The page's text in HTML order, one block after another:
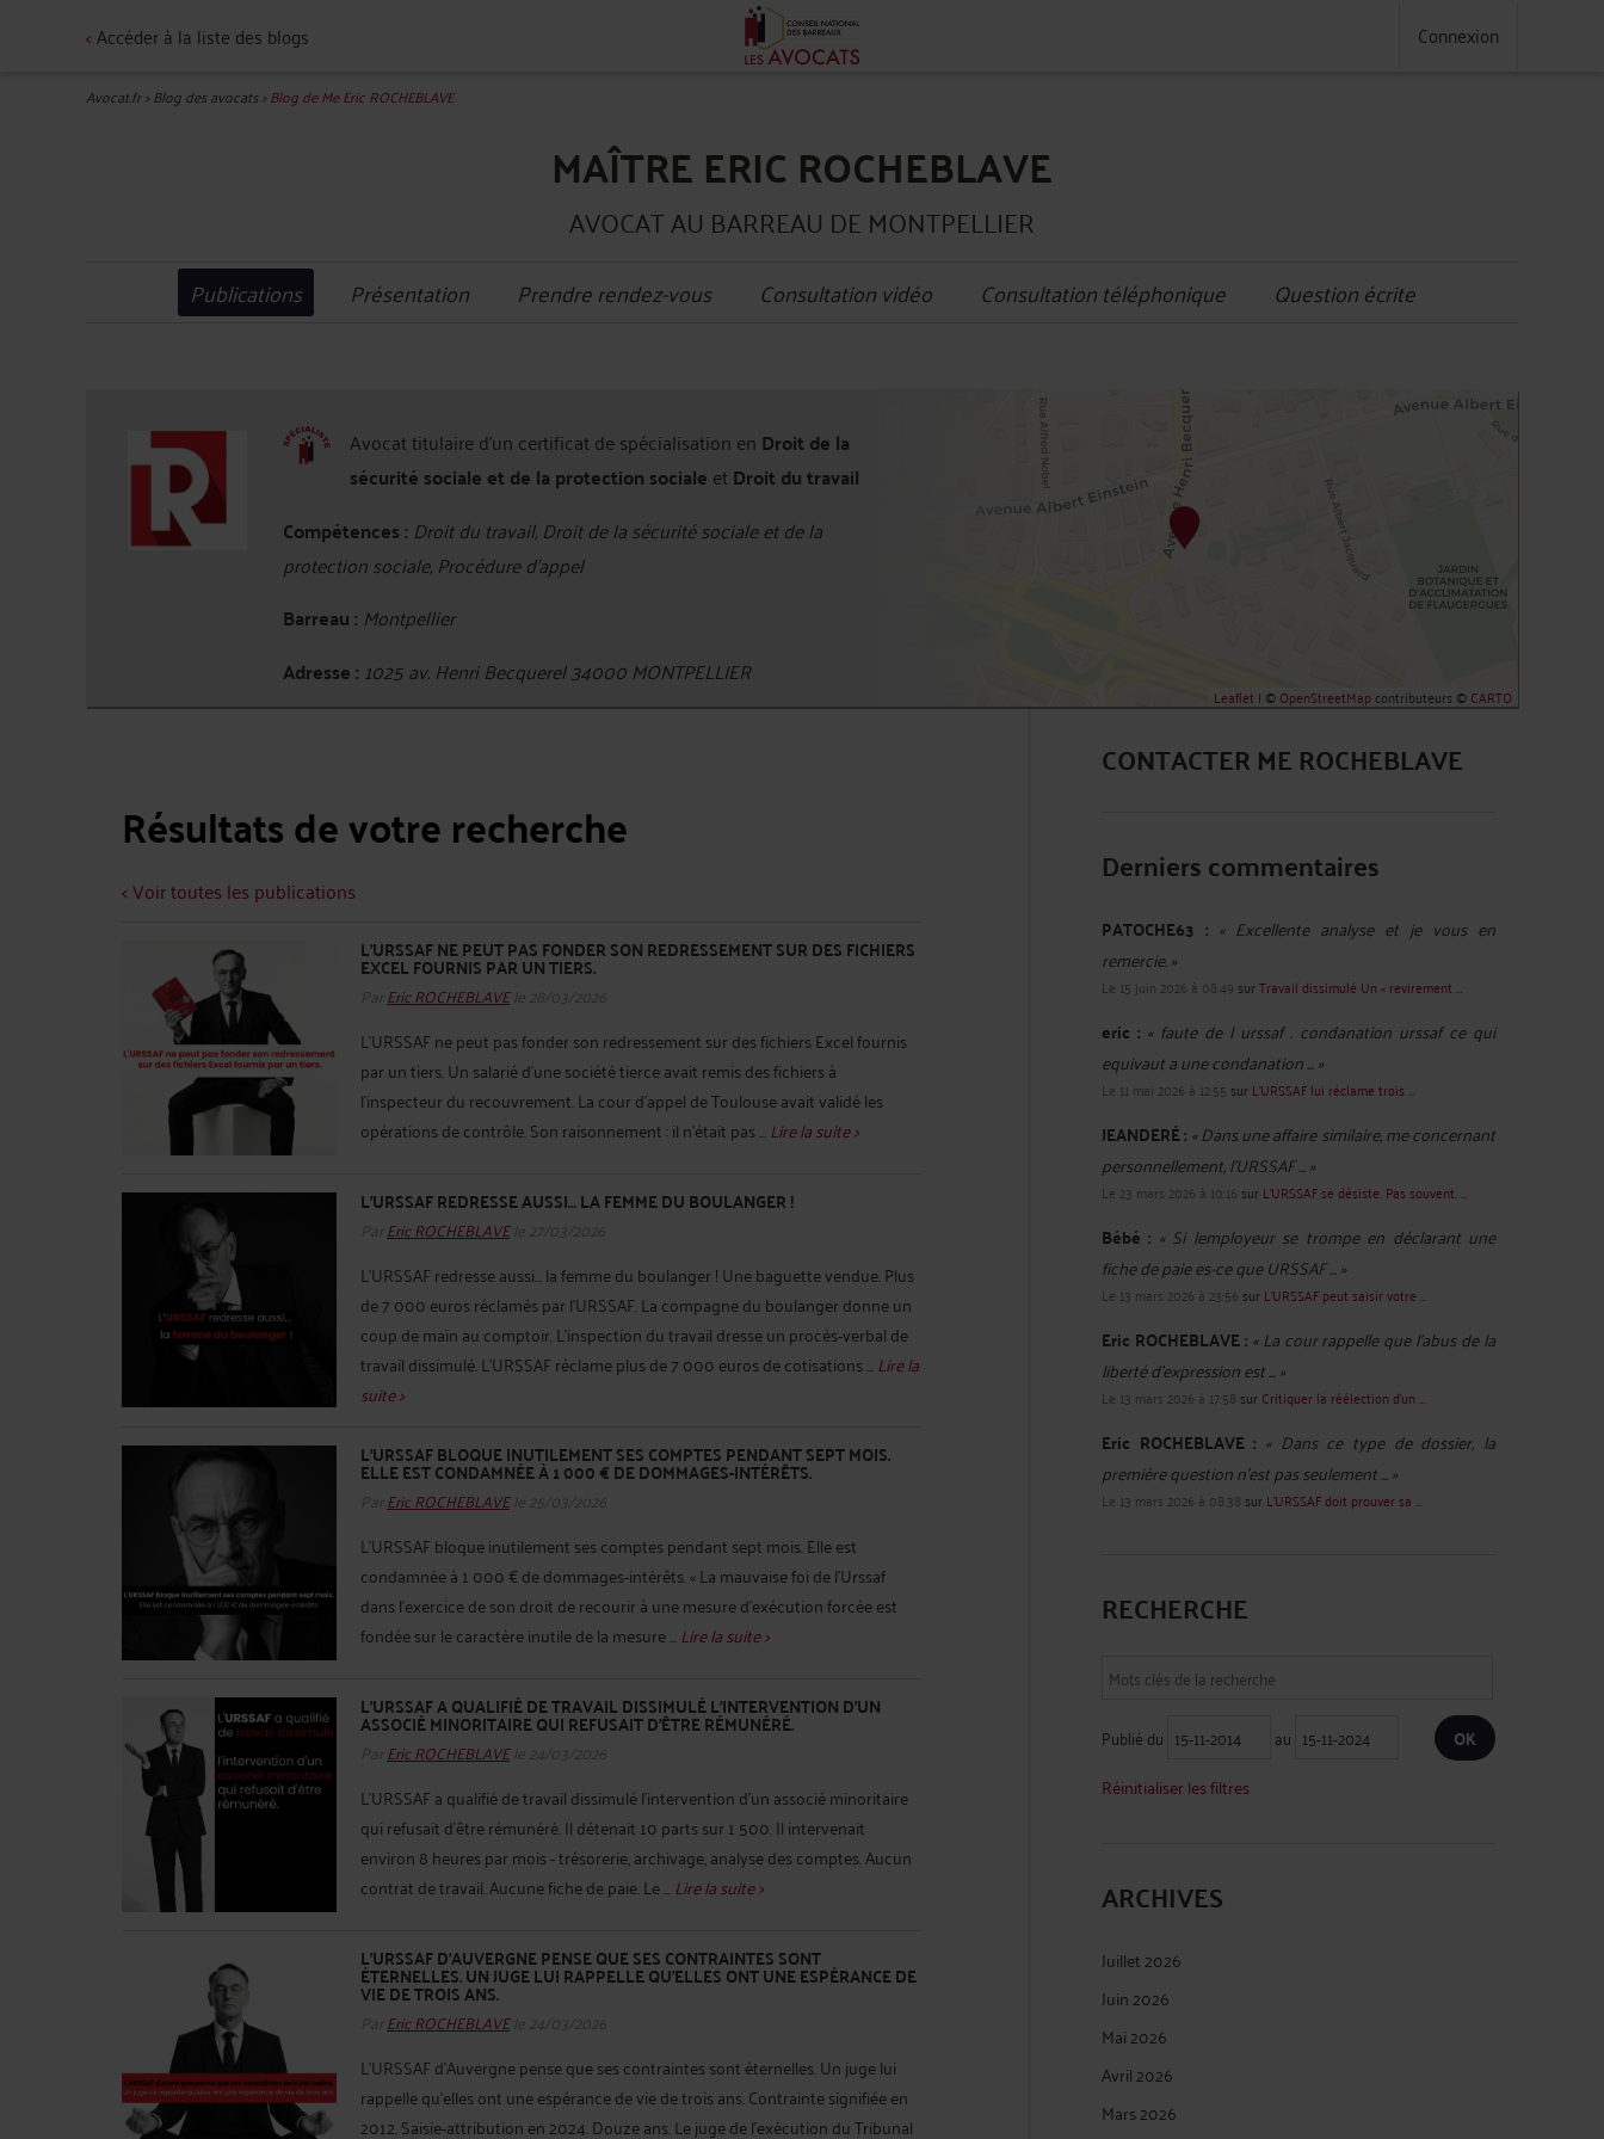
<Accéder à la liste des blogs Connexion
Avocat.fr>Blog des avocats>Blog de Me Eric ROCHEBLAVE
MAÎTRE ERIC ROCHEBLAVE
AVOCAT AU BARREAU DE MONTPELLIER
Publications Présentation Prendre rendez-vous Consultation vidéo Consultation téléphonique Question écrite
Avocat titulaire d'un certificat de spécialisation en Droit de la
sécurité sociale et de la protection sociale etDroit du travail
Compétences : Droit du travail, Droit de la sécurité sociale et de la
protection sociale, Procédure d'appel
Barreau : Montpellier
Adresse : 1025 av. Henri Becquerel 34000 MONTPELLIER
Leaflet | ©OpenStreetMapcontributeurs ©CARTO
Résultats de votre recherche
< Voir toutes les publications
L'URSSAF NE PEUT PAS FONDER SON REDRESSEMENT SUR DES FICHIERS
EXCEL FOURNIS PAR UN TIERS.
Par Eric ROCHEBLAVEle 28/03/2026
L'URSSAF ne peut pas fonder son redressement sur des fichiers Excel fournis
par un tiers. Un salarié d'une société tierce avait remis des fichiers à
l'inspecteur du recouvrement. La cour d'appel de Toulouse avait validé les
opérations de contrôle. Son raisonnement : il n'était pas ...Lire la suite >
L’URSSAF REDRESSE AUSSI… LA FEMME DU BOULANGER !
Par Eric ROCHEBLAVEle 27/03/2026
L’URSSAF redresse aussi… la femme du boulanger ! Une baguette vendue. Plus
de 7 000 euros réclamés par l’URSSAF. La compagne du boulanger donne un
coup de main au comptoir. L’inspection du travail dresse un procès-verbal de
travail dissimulé. L’URSSAF réclame plus de 7 000 euros de cotisations ...Lire la
suite >
L'URSSAF BLOQUE INUTILEMENT SES COMPTES PENDANT SEPT MOIS. ​
ELLE EST CONDAMNÉE À 1 000 € DE DOMMAGES-INTÉRÊTS.
Par Eric ROCHEBLAVEle 25/03/2026
L'URSSAF bloque inutilement ses comptes pendant sept mois. Elle est
condamnée à 1 000 € de dommages-intérêts. « La mauvaise foi de l'Urssaf
dans l'exercice de son droit de recourir à une mesure d'exécution forcée est
fondée sur le caractère inutile de la mesure ...Lire la suite >
L'URSSAF A QUALIFIÉ DE TRAVAIL DISSIMULÉ L'INTERVENTION D'UN
ASSOCIÉ MINORITAIRE QUI REFUSAIT D'ÊTRE RÉMUNÉRÉ.
Par Eric ROCHEBLAVEle 24/03/2026
L'URSSAF a qualifié de travail dissimulé l'intervention d'un associé minoritaire
qui refusait d'être rémunéré. Il détenait 10 parts sur 1 500. Il intervenait
environ 8 heures par mois - trésorerie, archivage, analyse des comptes. Aucun
contrat de travail. Aucune fiche de paie. Le ...Lire la suite >
L'URSSAF D'AUVERGNE PENSE QUE SES CONTRAINTES SONT
ÉTERNELLES. UN JUGE LUI RAPPELLE QU'ELLES ONT UNE ESPÉRANCE DE
VIE DE TROIS ANS.
Par Eric ROCHEBLAVEle 24/03/2026
L'URSSAF d'Auvergne pense que ses contraintes sont éternelles. Un juge lui
rappelle qu'elles ont une espérance de vie de trois ans. Contrainte signifiée en
2012. Saisie-attribution en 2024. Douze ans. Le juge de l'exécution du Tribunal
CONTACTER ME ROCHEBLAVE
Derniers commentaires
PATOCHE63 : « Excellente analyse et je vous en
remercie. »
Le 15 juin 2026 à 08:49 surTravail dissimulé Un « revirement ...
eric : « faute de l urssaf . condanation urssaf ce qui
equivaut a une condanation ... »
Le 11 mai 2026 à 12:55 sur L'URSSAF lui réclame trois ...
JEANDERÉ : « Dans une affaire similaire, me concernant
personnellement, l'URSSAF ... »
Le 23 mars 2026 à 10:16 sur L'URSSAF se désiste. Pas souvent. ...
Bébé : « Si lemployeur se trompe en déclarant une
fiche de paie es-ce que URSSAF ... »
Le 13 mars 2026 à 23:56 sur L’URSSAF peut saisir votre ...
Eric ROCHEBLAVE : « La cour rappelle que l'abus de la
liberté d'expression est ... »
Le 13 mars 2026 à 17:58 sur Critiquer la réélection d’un ...
Eric ROCHEBLAVE : « Dans ce type de dossier, la
première question n’est pas seulement ... »
Le 13 mars 2026 à 08:38 sur L’URSSAF doit prouver sa ...
RECHERCHE
Publié du
au
Réinitialiser les filtres
ARCHIVES
Juillet 2026
Juin 2026
Mai 2026
Avril 2026
Mars 2026